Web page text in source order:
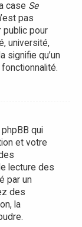
case Se
pas
public pour
université,
signifie qu’un
qui
et votre
lecture des
par un
des
la